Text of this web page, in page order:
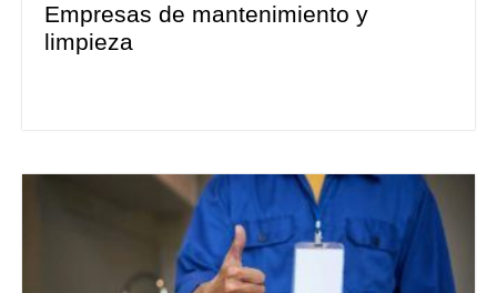
Empresas de mantenimiento y
limpieza